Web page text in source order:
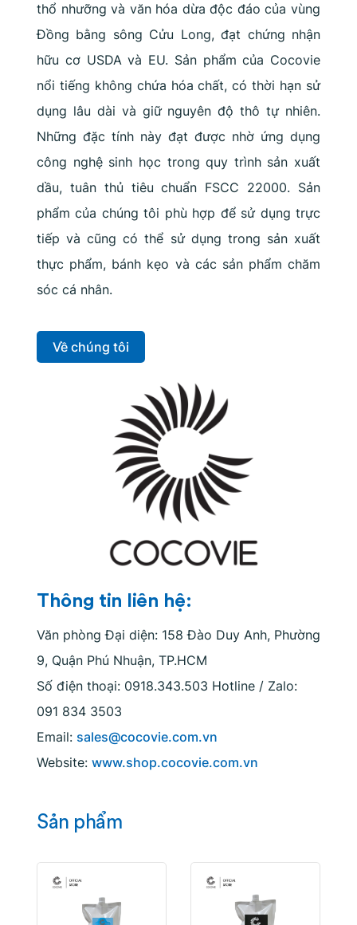
thổ nhưỡng và văn hóa dừa độc đáo của vùng
Đồng bằng sông Cửu Long, đạt chứng nhận
hữu cơ USDA và EU. Sản phẩm của Cocovie
nổi tiếng không chứa hóa chất, có thời hạn sử
dụng lâu dài và giữ nguyên độ thô tự nhiên.
Những đặc tính này đạt được nhờ ứng dụng
công nghệ sinh học trong quy trình sản xuất
dầu, tuân thủ tiêu chuẩn FSCC 22000. Sản
phẩm của chúng tôi phù hợp để sử dụng trực
tiếp và cũng có thể sử dụng trong sản xuất
thực phẩm, bánh kẹo và các sản phẩm chăm
sóc cá nhân.
Về chúng tôi
Thông tin liên hệ:
Văn phòng Đại diện: 158 Đào Duy Anh, Phường
9, Quận Phú Nhuận, TP.HCM
Số điện thoại: 0918.343.503 Hotline / Zalo:
091 834 3503
Email: sales@cocovie.com.vn
Website: www.shop.cocovie.com.vn
Sản phẩm